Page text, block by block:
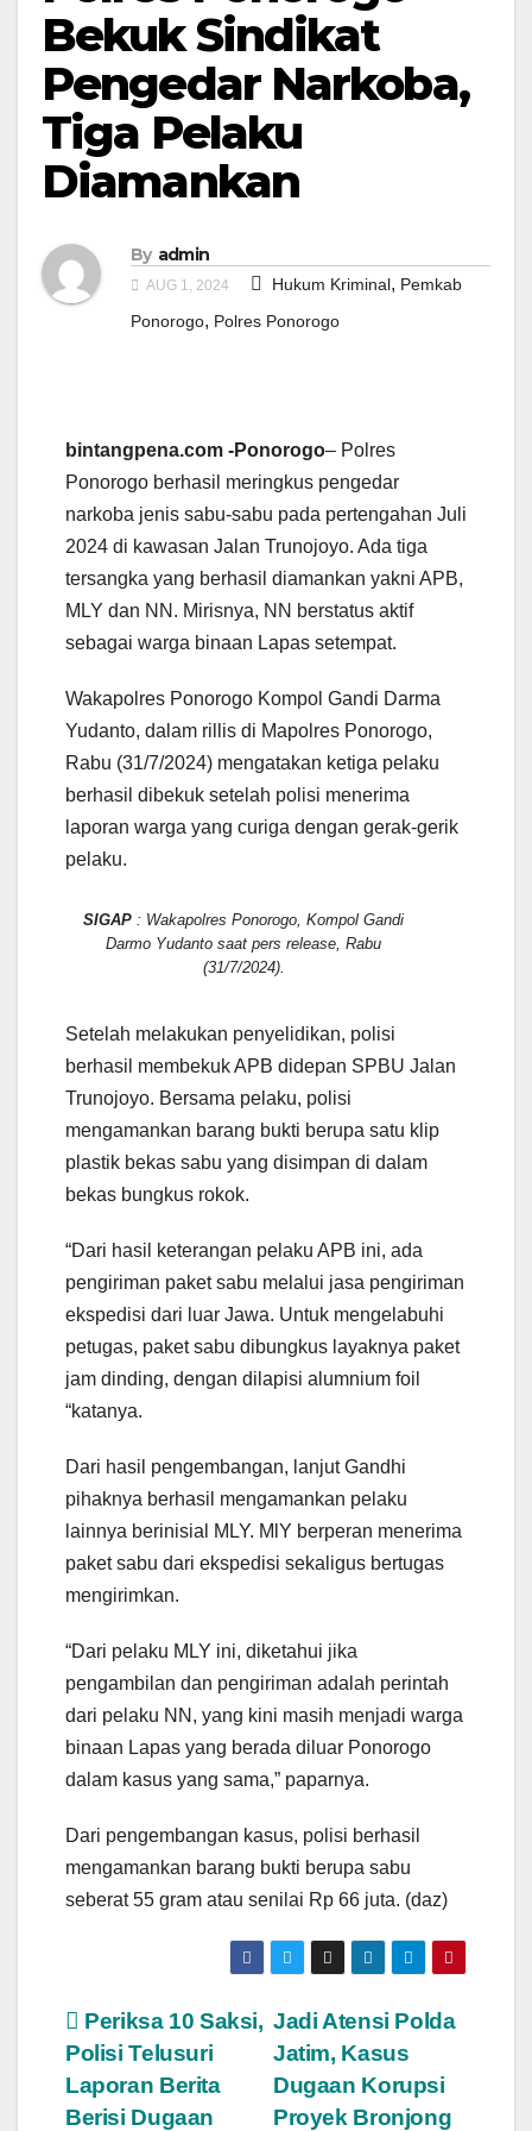
Bekuk Sindikat
Pengedar Narkoba,
Tiga Pelaku
Diamankan
By admin
AUG 1, 2024 Hukum Kriminal, Pemkab
Ponorogo, Polres Ponorogo
bintangpena.com -Ponorogo– Polres
Ponorogo berhasil meringkus pengedar
narkoba jenis sabu-sabu pada pertengahan Juli
2024 di kawasan Jalan Trunojoyo. Ada tiga
tersangka yang berhasil diamankan yakni APB,
MLY dan NN. Mirisnya, NN berstatus aktif
sebagai warga binaan Lapas setempat.
Wakapolres Ponorogo Kompol Gandi Darma
Yudanto, dalam rillis di Mapolres Ponorogo,
Rabu (31/7/2024) mengatakan ketiga pelaku
berhasil dibekuk setelah polisi menerima
laporan warga yang curiga dengan gerak-gerik
pelaku.
SIGAP : Wakapolres Ponorogo, Kompol Gandi
Darmo Yudanto saat pers release, Rabu
(31/7/2024).
Setelah melakukan penyelidikan, polisi
berhasil membekuk APB didepan SPBU Jalan
Trunojoyo. Bersama pelaku, polisi
mengamankan barang bukti berupa satu klip
plastik bekas sabu yang disimpan di dalam
bekas bungkus rokok.
“Dari hasil keterangan pelaku APB ini, ada
pengiriman paket sabu melalui jasa pengiriman
ekspedisi dari luar Jawa. Untuk mengelabuhi
petugas, paket sabu dibungkus layaknya paket
jam dinding, dengan dilapisi alumnium foil
“katanya.
Dari hasil pengembangan, lanjut Gandhi
pihaknya berhasil mengamankan pelaku
lainnya berinisial MLY. MlY berperan menerima
paket sabu dari ekspedisi sekaligus bertugas
mengirimkan.
“Dari pelaku MLY ini, diketahui jika
pengambilan dan pengiriman adalah perintah
dari pelaku NN, yang kini masih menjadi warga
binaan Lapas yang berada diluar Ponorogo
dalam kasus yang sama,” paparnya.
Dari pengembangan kasus, polisi berhasil
mengamankan barang bukti berupa sabu
seberat 55 gram atau senilai Rp 66 juta. (daz)
Post
navigation
Jadi Atensi Polda
Jatim, Kasus
Dugaan Korupsi
Proyek Bronjong
Periksa 10 Saksi,
Polisi Telusuri
Laporan Berita
Berisi Dugaan